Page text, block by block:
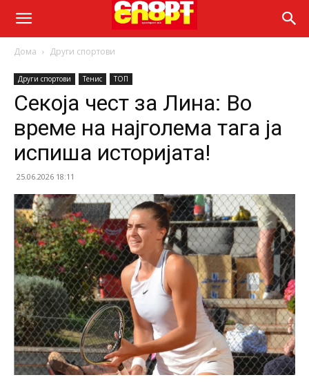
Дома Други спортови
Други спортови Тенис ТОП
Секоја чест за Лина: Во
време на најголема тага ја
испиша историјата!
25.06.2026 18:11